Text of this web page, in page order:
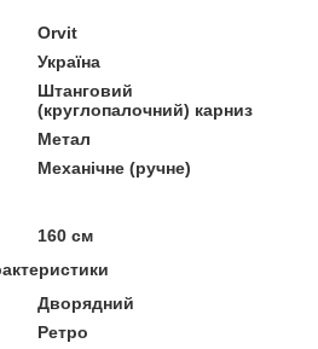
Orvit
Україна
Штанговий
(круглопалочний) карниз
Метал
Механічне (ручне)
160 см
Дворядний
Ретро